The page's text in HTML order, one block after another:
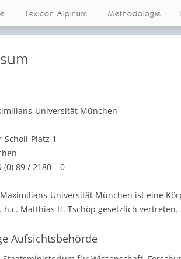
Lexicon Alpinum Methodologie
Universität München
Scholl-Platz 1
(0) 89 / 2180 – 0
Universität München ist eine
h.c. Matthias H. Tschöp gesetzlich vertreten.
Aufsichtsbehörde